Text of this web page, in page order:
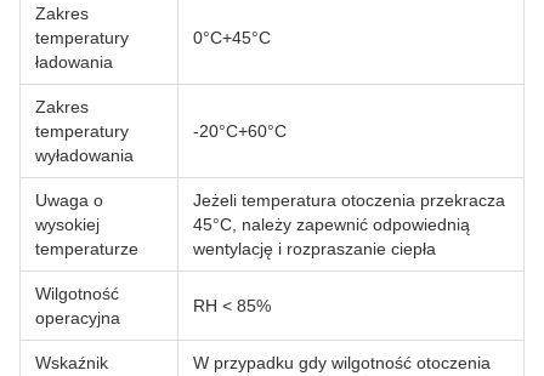
Zakres
temperatury
ładowania
0°C+45°C
Zakres
temperatury
wyładowania
-20°C+60°C
Uwaga o
wysokiej
temperaturze
Jeżeli temperatura otoczenia przekracza
45°C, należy zapewnić odpowiednią
wentylację i rozpraszanie ciepła
Wilgotność
operacyjna
RH < 85%
Wskaźnik
W przypadku gdy wilgotność otoczenia